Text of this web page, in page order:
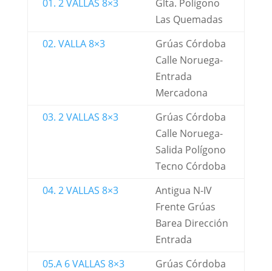
01. 2 VALLAS 8×3
Glta. Polígono
Las Quemadas
02. VALLA 8×3
Grúas Córdoba
Calle Noruega-
Entrada
Mercadona
03. 2 VALLAS 8×3
Grúas Córdoba
Calle Noruega-
Salida Polígono
Tecno Córdoba
04. 2 VALLAS 8×3
Antigua N-IV
Frente Grúas
Barea Dirección
Entrada
05.A 6 VALLAS 8×3
Grúas Córdoba